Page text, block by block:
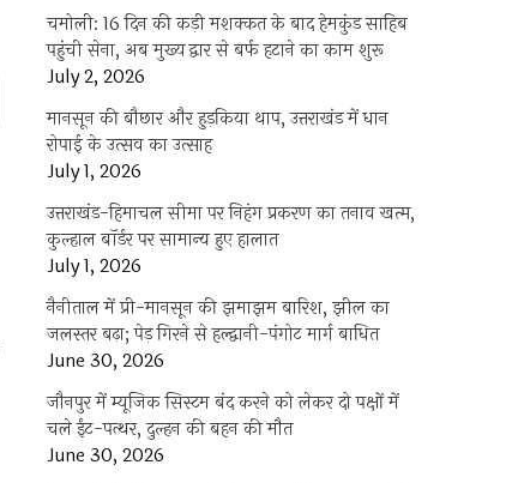
चमोली: 16 दिन की कड़ी मशक्कत के बाद हेमकुंड साहिब
पहुंची सेना, अब मुख्य द्वार से बर्फ हटाने का काम शुरू
July 2, 2026
मानसून की बौछार और हुड़किया थाप, उत्तराखंड में धान
रोपाई के उत्सव का उत्साह
July 1, 2026
उत्तराखंड-हिमाचल सीमा पर निहंग प्रकरण का तनाव खत्म,
कुल्हाल बॉर्डर पर सामान्य हुए हालात
July 1, 2026
नैनीताल में प्री-मानसून की झमाझम बारिश, झील का
जलस्तर बढ़ा; पेड़ गिरने से हल्द्वानी-पंगोट मार्ग बाधित
June 30, 2026
जौनपुर में म्यूजिक सिस्टम बंद करने को लेकर दो पक्षों में
चले ईंट-पत्थर, दुल्हन की बहन की मौत
June 30, 2026